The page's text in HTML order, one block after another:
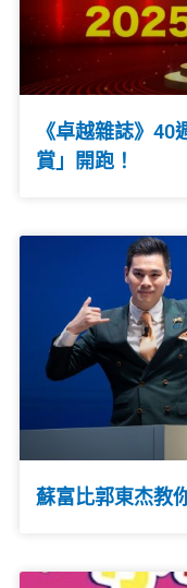
《卓越雜誌》
賞」開跑！
蘇富比郭東杰教